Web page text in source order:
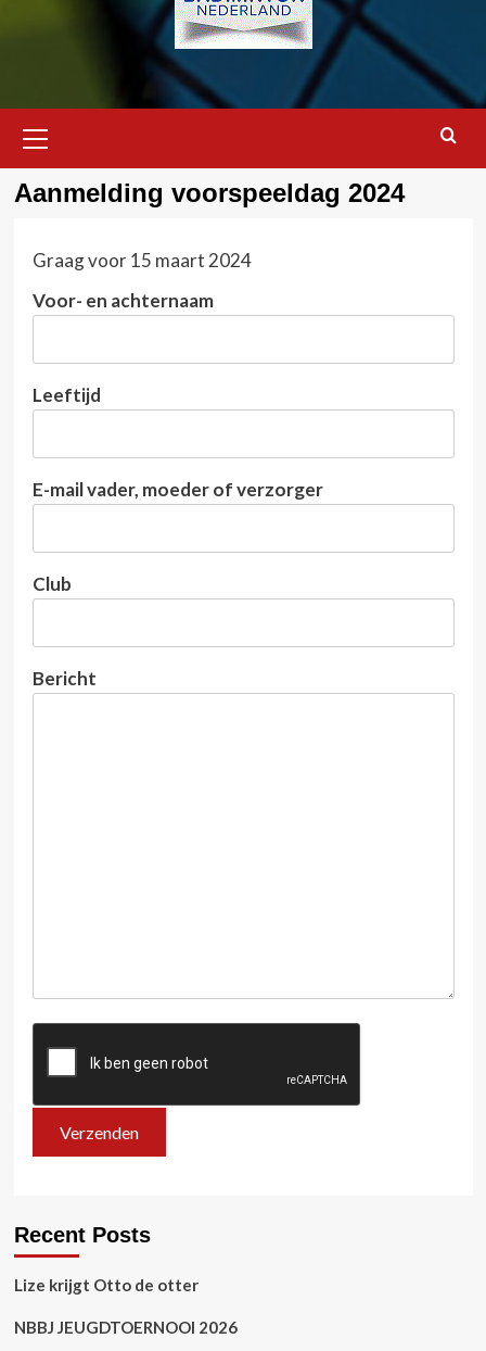
menu
Aanmelding voorspeeldag 2024
Graag voor 15 maart 2024
Voor- en achternaam
Leeftijd
E-mail vader, moeder of verzorger
Club
Bericht
Recent Posts
Lize krijgt Otto de otter
NBBJ JEUGDTOERNOOI 2026